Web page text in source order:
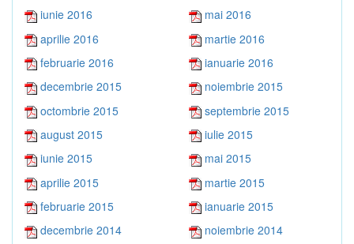
iunie 2016
mai 2016
aprilie 2016
martie 2016
februarie 2016
ianuarie 2016
decembrie 2015
noiembrie 2015
octombrie 2015
septembrie 2015
august 2015
iulie 2015
iunie 2015
mai 2015
aprilie 2015
martie 2015
februarie 2015
ianuarie 2015
decembrie 2014
noiembrie 2014